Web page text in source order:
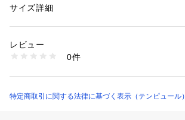
性別：レディース
素材：綿100%
商品番号：
73006445 （ショップ）
サイズ詳細
レビュー
0件
特定商取引に関する法律に基づく表示（テンピュール）